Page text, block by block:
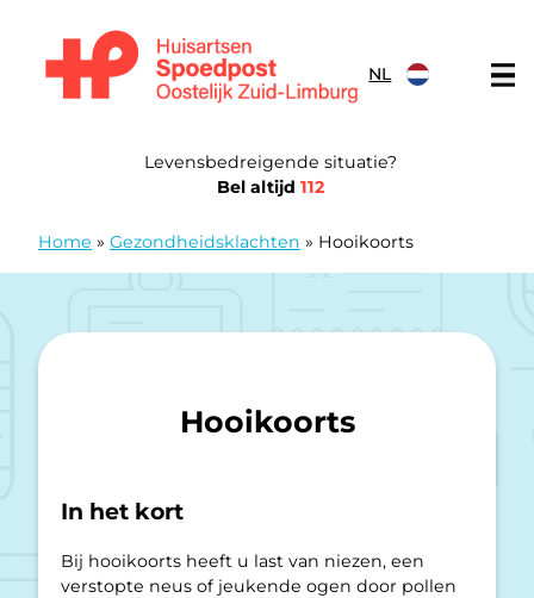
NL
Levensbedreigende situatie?
Bel altijd 112
Home » Gezondheidsklachten » Hooikoorts
Hooikoorts
In het kort
Bij hooikoorts heeft u last van niezen, een
verstopte neus of jeukende ogen door pollen